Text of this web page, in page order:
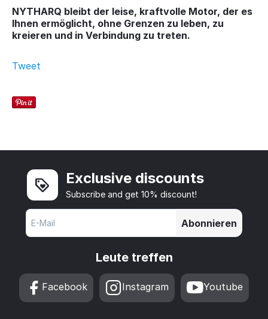
NYTHARQ bleibt der leise, kraftvolle Motor, der es
Ihnen ermöglicht, ohne Grenzen zu leben, zu
kreieren und in Verbindung zu treten.
Tweet
Exclusive discounts
Subscribe and get 10% discount!
Abonnieren
Leute treffen
Facebook Instagram Youtube